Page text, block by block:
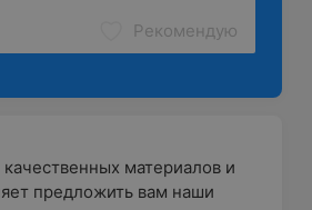
Рекомендую
материалов и
предложить вам наши